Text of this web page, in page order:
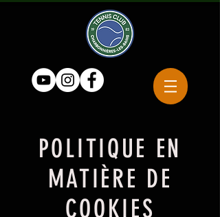
POLITIQUE EN
MATIÈRE DE
COOKIES